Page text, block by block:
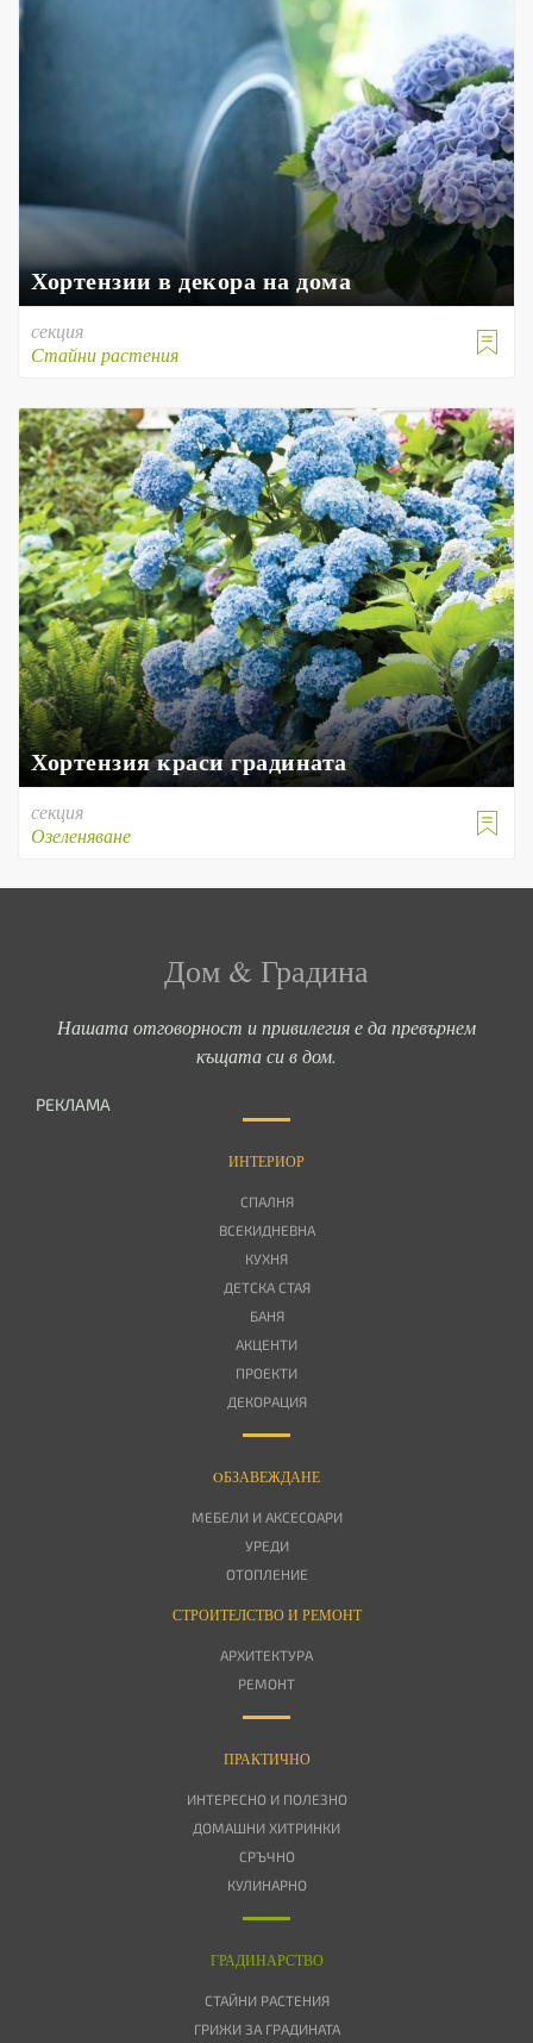
Хортензии в декора на дома

секция
Стайни растения
Хортензия краси градината

секция
Озеленяване
Дом & Градина
Нашата отговорност и привилегия е да превърнем
къщата си в дом.
РЕКЛАМА
ИНТЕРИОР
СПАЛНЯ
ВСЕКИДНЕВНА
КУХНЯ
ДЕТСКА СТАЯ
БАНЯ
АКЦЕНТИ
ПРОЕКТИ
ДЕКОРАЦИЯ
OБЗАВЕЖДАНЕ
МЕБЕЛИ И АКСЕСОАРИ
УРЕДИ
ОТОПЛЕНИЕ
СТРОИТЕЛСТВО И РЕМОНТ
АРХИТЕКТУРА
РЕМОНТ
ПРАКТИЧНО
ИНТЕРЕСНО И ПОЛЕЗНО
ДОМАШНИ ХИТРИНКИ
СРЪЧНО
КУЛИНАРНО
ГРАДИНАРСТВО
СТАЙНИ РАСТЕНИЯ
ГРИЖИ ЗА ГРАДИНАТА